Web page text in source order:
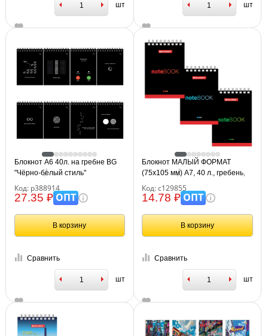
шт шт
Блокнот А6 40л. на гребне BG
"Чёрно-белый стиль"
Код: р388914
27.35 ₽ОПТ
В корзину
Сравнить
шт
Блокнот МАЛЫЙ ФОРМАТ
(75х105 мм) А7, 40 л., гребень,
картон, клетка, BRAUBERG,
"Черный стиль", 129855
Код: с129855
14.78 ₽ОПТ
В корзину
Сравнить
шт